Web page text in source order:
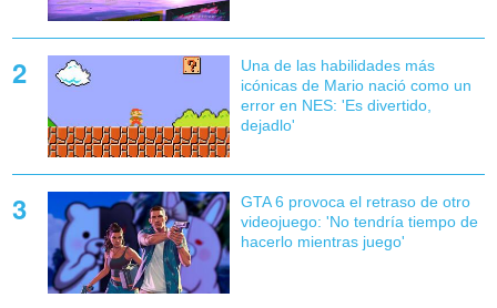
Una de las habilidades más
icónicas de Mario nació como un
error en NES: 'Es divertido,
dejadlo'
GTA 6 provoca el retraso de otro
videojuego: 'No tendría tiempo de
hacerlo mientras juego'